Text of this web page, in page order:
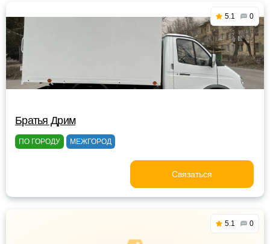
5.1 0
Братья Дрим
ПО ГОРОДУ МЕЖГОРОД
Связаться
5.1 0